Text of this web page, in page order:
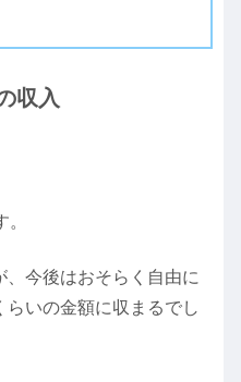
収入
今後はおそらく自由に
いの金額に収まるでし